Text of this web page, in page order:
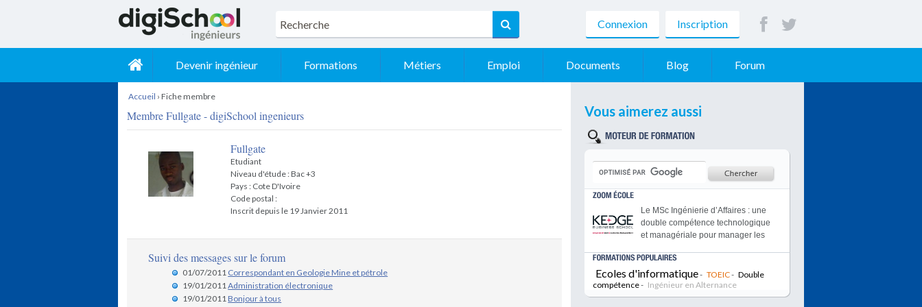
Connexion Inscription
Devenir ingénieur Formations Métiers Emploi Documents Blog Forum
Accueil ›Fiche membre
Membre Fullgate - digiSchool ingenieurs
Fullgate
Etudiant
Niveau d'étude : Bac +3
Pays : Cote D'Ivoire
Code postal :
Inscrit depuis le 19 Janvier 2011
Suivi des messages sur le forum
01/07/2011 Correspondant en Geologie Mine et pétrole
19/01/2011Administration électronique
19/01/2011Bonjour à tous
Vous aimerez aussi
Le MSc Ingénierie d’Affaires : une
double compétence technologique
et managériale pour manager les
PIGIER, c'est un des plus grand
réseaux d'écoles privées d'écoles
techniques en France. De
nombreuses formations sont
Ecoles d'informatique- TOEIC- Double
compétence- Ingénieur en Alternance